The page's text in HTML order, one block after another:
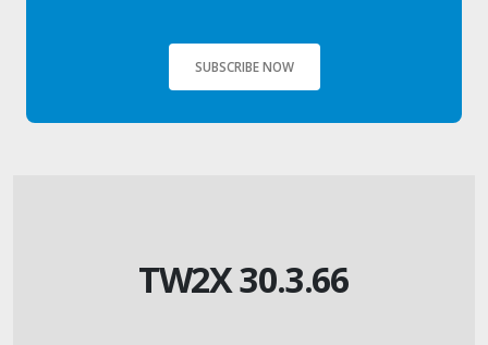
SUBSCRIBE NOW
TW2X 30.3.66